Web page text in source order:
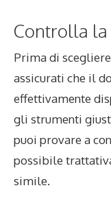
Controlla
Prima di
assicurati che il
effettivamente
gli strumenti
puoi provare a
possibile
simile.